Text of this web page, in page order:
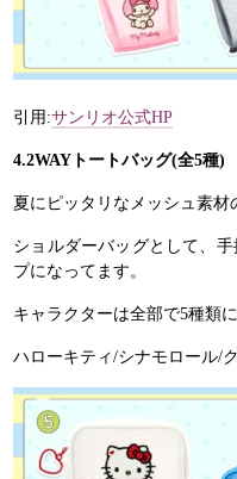
引用:サンリオ公式HP
4.2WAYトートバッグ(全5種)
夏にピッタリなメッシュ素材
ショルダーバッグとして、
プになってます。
キャラクターは全部で5種類に
ハローキティ/シナモロール/